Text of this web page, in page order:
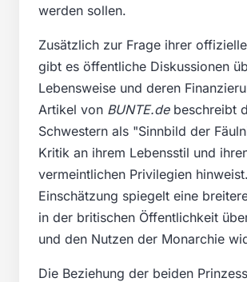
werden sollen.
Zusätzlich zur Frage ihrer
gibt es öffentliche Diskussionen
Lebensweise und deren
Artikel von BUNTE.debeschreibt
Schwestern als "Sinnbild der
Kritik an ihrem Lebensstil und
vermeintlichen Privilegien
Einschätzung spiegelt eine
in der britischen Öffentlichkeit
und den Nutzen der Monarchie
Die Beziehung der beiden